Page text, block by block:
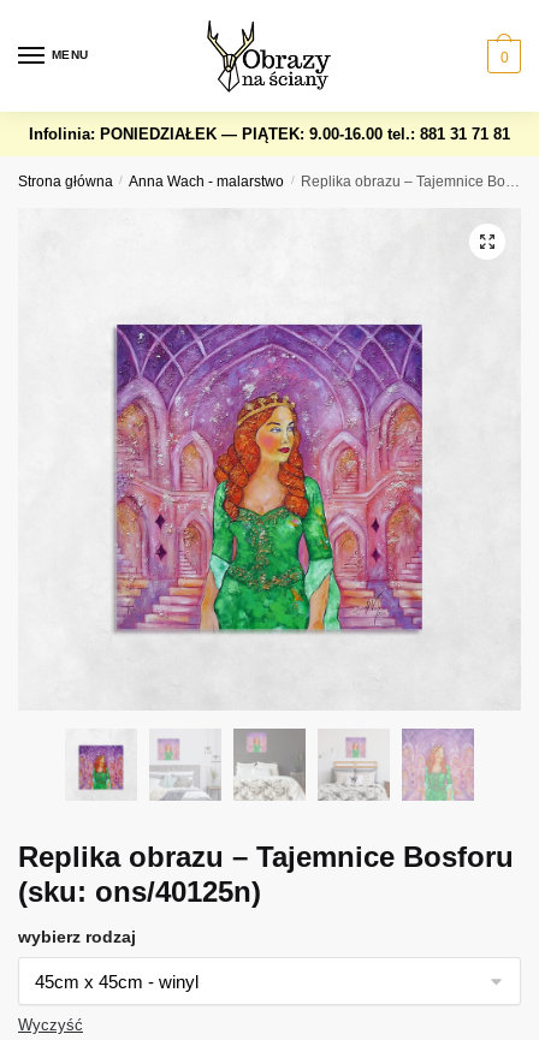
navigation
content
MENU 0
Infolinia: PONIEDZIAŁEK — PIĄTEK: 9.00-16.00 tel.: 881 31 71 81
Strona główna / Anna Wach - malarstwo / Replika obrazu – Tajemnice Bosforu
Replika obrazu – Tajemnice Bosforu
(sku: ons/40125n)
wybierz rodzaj
Wyczyść